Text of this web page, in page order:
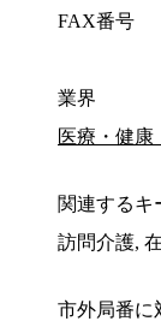
FAX番号
業界
医療・健康
関連するキ
訪問介護,
市外局番に